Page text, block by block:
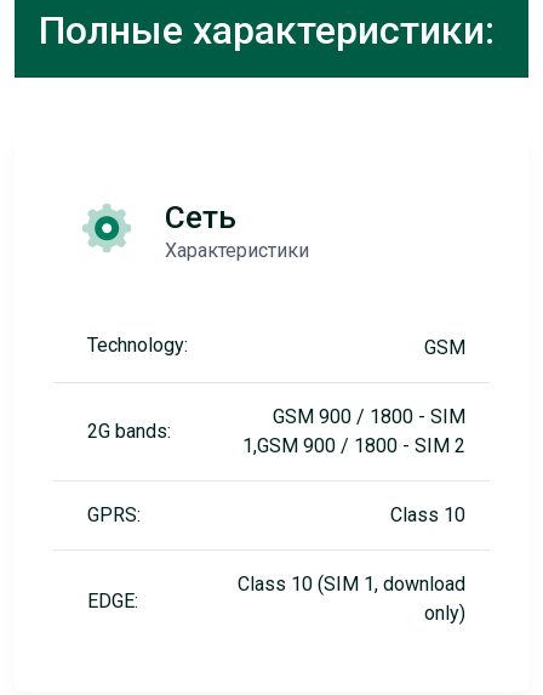
Полные характеристики:
Сеть
Характеристики
Technology: GSM
2G bands:
GSM 900 / 1800 - SIM
1,GSM 900 / 1800 - SIM 2
GPRS: Class 10
EDGE:
Class 10 (SIM 1, download
only)